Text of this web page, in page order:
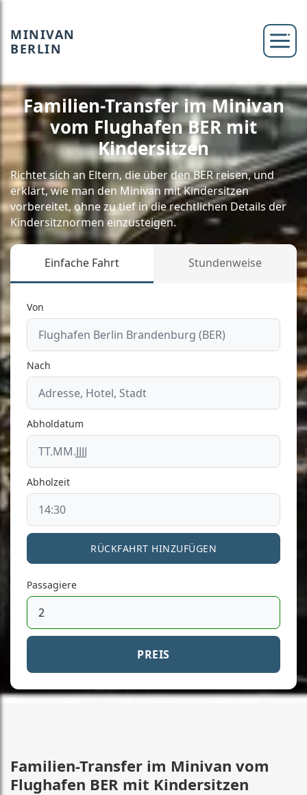
MINIVAN
BERLIN
Familien-Transfer im Minivan
vom Flughafen BER mit
Kindersitzen
Richtet sich an Eltern, die über den BER reisen, und
erklärt, wie man den Minivan mit Kindersitzen
vorbereitet, ohne zu tief in die rechtlichen Details der
Kindersitznormen einzusteigen.
Einfache Fahrt Stundenweise
Von
Nach
Abholdatum
Abholzeit
RÜCKFAHRT HINZUFÜGEN
Passagiere
PREIS
Familien-Transfer im Minivan vom
Flughafen BER mit Kindersitzen